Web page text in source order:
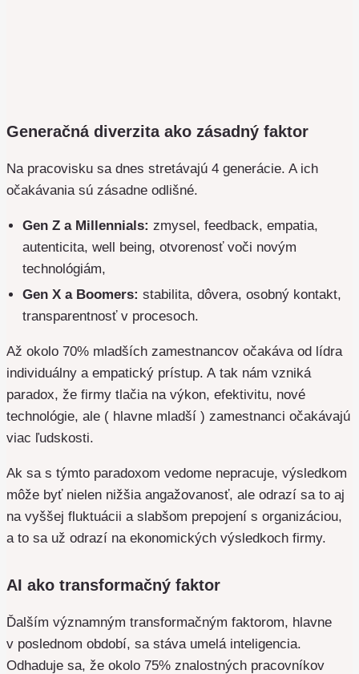
Generačná diverzita ako zásadný faktor
Na pracovisku sa dnes stretávajú 4 generácie. A ich
očakávania sú zásadne odlišné.
Gen Z a Millennials: zmysel, feedback, empatia,
autenticita, well being, otvorenosť voči novým
technológiám,
Gen X a Boomers: stabilita, dôvera, osobný kontakt,
transparentnosť v procesoch.
Až okolo 70% mladších zamestnancov očakáva od lídra
individuálny a empatický prístup. A tak nám vzniká
paradox, že firmy tlačia na výkon, efektivitu, nové
technológie, ale ( hlavne mladší ) zamestnanci očakávajú
viac ľudskosti.
Ak sa s týmto paradoxom vedome nepracuje, výsledkom
môže byť nielen nižšia angažovanosť, ale odrazí sa to aj
na vyššej fluktuácii a slabšom prepojení s organizáciou,
a to sa už odrazí na ekonomických výsledkoch firmy.
AI ako transformačný faktor
Ďalším významným transformačným faktorom, hlavne
v poslednom období, sa stáva umelá inteligencia.
Odhaduje sa, že okolo 75% znalostných pracovníkov